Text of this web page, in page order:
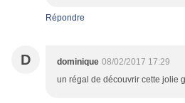
Répondre
D dominique 08/02/2017 17:29
un régal de découvrir cette jolie